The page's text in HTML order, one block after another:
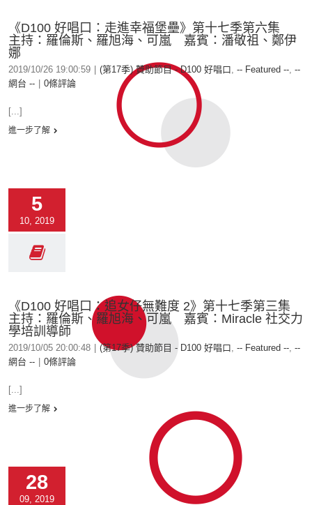
《D100 好唱口：走進幸福堡壘》第十七季第六集
主持：羅倫斯、羅旭海、可嵐 嘉賓：潘敬祖、鄭伊
娜
2019/10/26 19:00:59 (第17季) 贊助節目 - D100 好唱口, -- Featured --, --
網台 --
0條評論
[...]
進一步了解
5
10, 2019
《D100 好唱口：追女仔無難度 2》第十七季第三集
主持：羅倫斯、羅旭海、可嵐 嘉賓：Miracle 社交力
學培訓導師
2019/10/05 20:00:48 (第17季) 贊助節目 - D100 好唱口, -- Featured --, --
網台 --
0條評論
[...]
進一步了解
28
09, 2019